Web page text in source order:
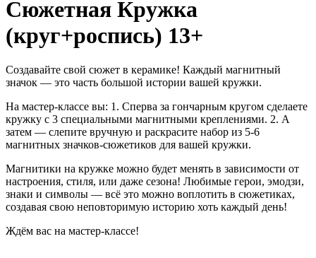
Сюжетная Кружка
(круг+роспись) 13+
Создавайте свой сюжет в керамике! Каждый магнитный
значок — это часть большой истории вашей кружки.
На мастер-классе вы: 1. Сперва за гончарным кругом сделаете
кружку с 3 специальными магнитными креплениями. 2. А
затем — слепите вручную и раскрасите набор из 5-6
магнитных значков-сюжетиков для вашей кружки.
Магнитики на кружке можно будет менять в зависимости от
настроения, стиля, или даже сезона! Любимые герои, эмодзи,
знаки и символы — всё это можно воплотить в сюжетиках,
создавая свою неповторимую историю хоть каждый день!
Ждём вас на мастер-классе!